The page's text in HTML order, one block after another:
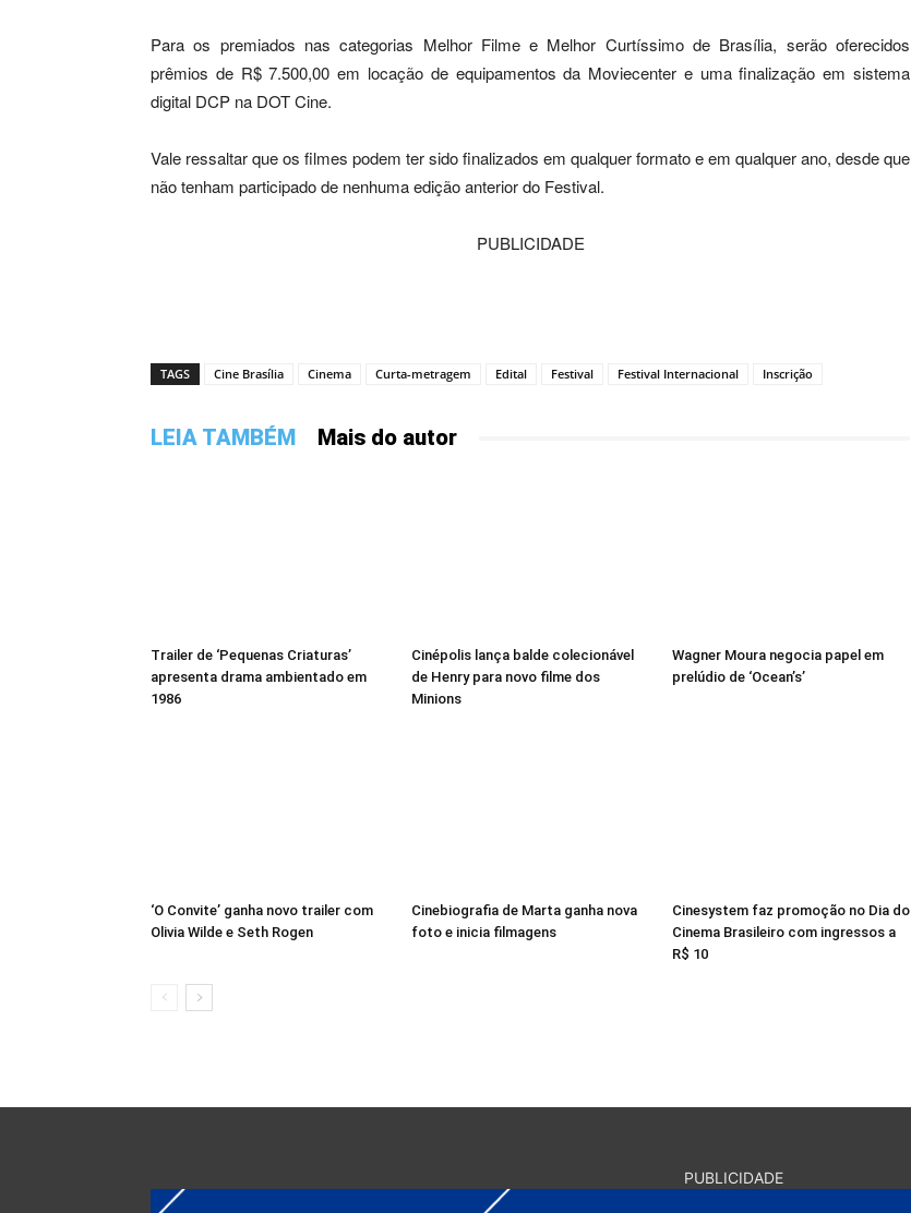
Para os premiados nas categorias Melhor Filme e Melhor Curtíssimo de Brasília, serão oferecidos
prêmios de R$ 7.500,00 em locação de equipamentos da Moviecenter e uma finalização em sistema
digital DCP na DOT Cine.
Vale ressaltar que os filmes podem ter sido finalizados em qualquer formato e em qualquer ano, desde que
não tenham participado de nenhuma edição anterior do Festival.
PUBLICIDADE
TAGS Cine Brasília Cinema Curta-metragem Edital Festival Festival Internacional Inscrição
LEIA TAMBÉM Mais do autor
Trailer de ‘Pequenas Criaturas’
apresenta drama ambientado em
1986
Cinépolis lança balde colecionável
de Henry para novo filme dos
Minions
Wagner Moura negocia papel em
prelúdio de ‘Ocean’s’
‘O Convite’ ganha novo trailer com
Olivia Wilde e Seth Rogen
Cinebiografia de Marta ganha nova
foto e inicia filmagens
Cinesystem faz promoção no Dia do
Cinema Brasileiro com ingressos a
R$ 10
PUBLICIDADE